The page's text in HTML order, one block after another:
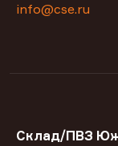
info@cse.ru
Склад/ПВЗ